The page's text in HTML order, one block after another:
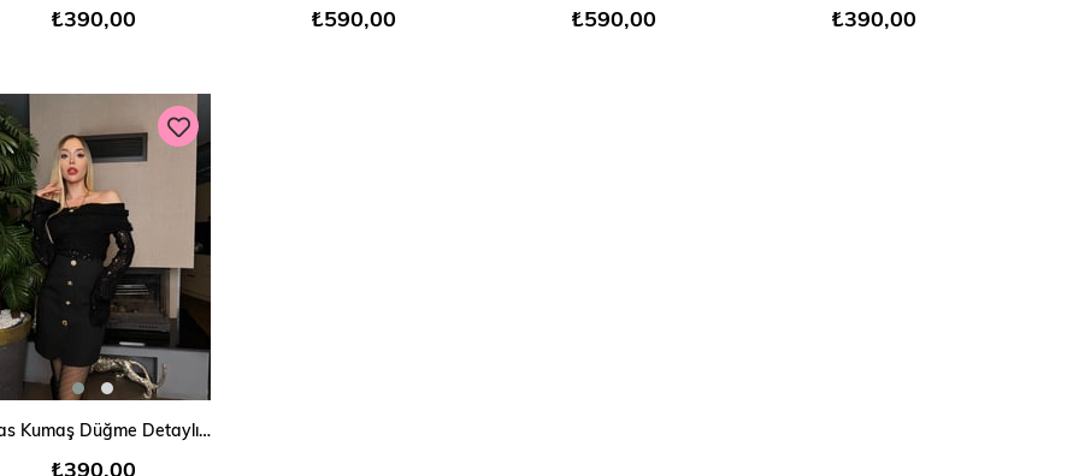
₺390,00 ₺590,00 ₺590,00 ₺390,00
SEPETE EKLE Atlas Kumaş Düğme Detaylı Etek
₺390,00